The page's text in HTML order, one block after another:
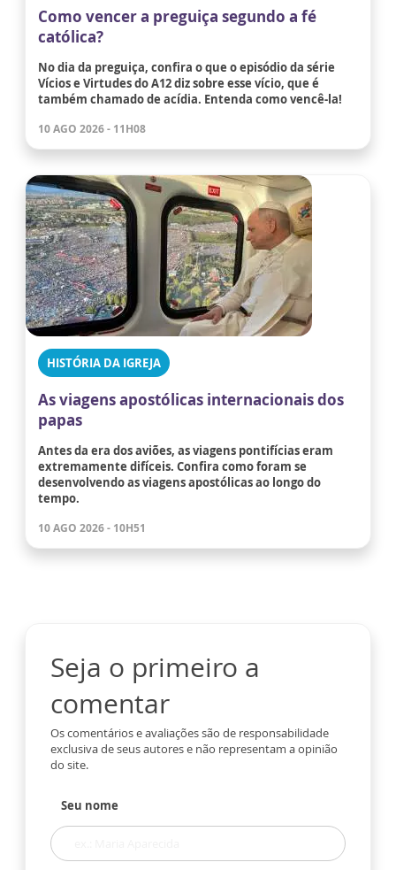
Como vencer a preguiça segundo a fé
católica?
No dia da preguiça, confira o que o episódio da série
Vícios e Virtudes do A12 diz sobre esse vício, que é
também chamado de acídia. Entenda como vencê-la!
10 AGO 2026 - 11H08
HISTÓRIA DA IGREJA
As viagens apostólicas internacionais dos
papas
Antes da era dos aviões, as viagens pontifícias eram
extremamente difíceis. Confira como foram se
desenvolvendo as viagens apostólicas ao longo do
tempo.
10 AGO 2026 - 10H51
Seja o primeiro a
comentar
Os comentários e avaliações são de responsabilidade
exclusiva de seus autores e não representam a opinião
do site.
Seu nome